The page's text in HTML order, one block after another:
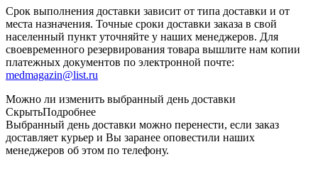
Срок выполнения доставки зависит от типа доставки и от
места назначения. Точные сроки доставки заказа в свой
населенный пункт уточняйте у наших менеджеров. Для
своевременного резервирования товара вышлите нам копии
платежных документов по электронной почте:
medmagazin@list.ru
Можно ли изменить выбранный день доставки
СкрытьПодробнее
Выбранный день доставки можно перенести, если заказ
доставляет курьер и Вы заранее оповестили наших
менеджеров об этом по телефону.